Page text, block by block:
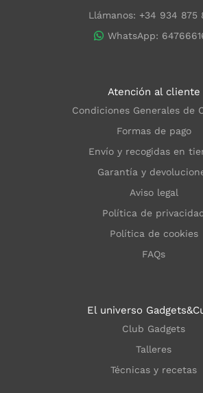
Llámanos: +34 934 875
WhatsApp:
Atención al cliente
Condiciones Generales de
Formas de pago
Envío y recogidas en
Garantía y
Aviso legal
Política de
Política de cookies
FAQs
El universo
Club Gadgets
Talleres
Técnicas y recetas